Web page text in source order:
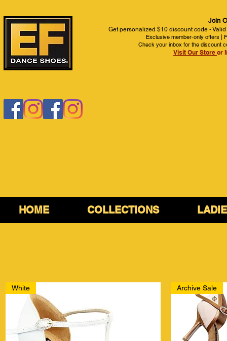
Join
Get personalized $10 discount code -
Exclusive member-only offers |
Check your inbox for the discount
Visit Our Store or
HOME COLLECTIONS
White Archive Sale